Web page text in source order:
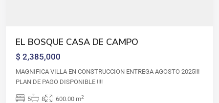
EL BOSQUE CASA DE CAMPO
$ 2,385,000
MAGNIFICA VILLA EN CONSTRUCCION ENTREGA AGOSTO 2025!!!
PLAN DE PAGO DISPONIBLE !!!!
5 8 600.00 m2